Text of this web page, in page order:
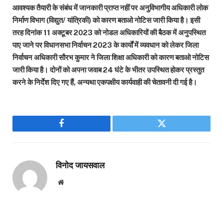
आवश्यक तैयारी के संबंध में जानकारी प्राप्त नहीं पर अनुविभागीय अधिकारी लोक
निर्माण विभाग (विद्युत/ यांत्रिकी) को कारण बताओ नोटिस जारी किया है। इसी
तरह दिनांक 11 अक्टूबर 2023 को नोडल अधिकारियों की बैठक में अनुपस्थित
पाए जाने पर विधानसभा निर्वाचन 2023 के कार्यों में व्यवधान को लेकर जिला
निर्वाचन अधिकारी सौरभ कुमार ने जिला शिक्षा अधिकारी को कारण बताओ नोटिस
जारी किया है। दोनों को अपना जवाब 24 घंटे के भीतर उपस्थित होकर प्रस्तुत
करने के निर्देश दिए गए हैं, अन्यथा एकपक्षीय कार्यवाही की चेतावनी दी गई है।
Facebook Twitter
विनोद जायसवाल
Website